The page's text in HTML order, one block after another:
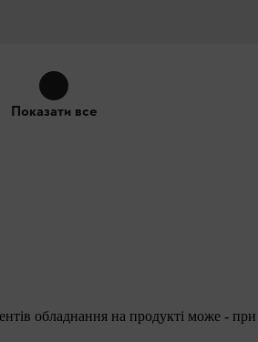
Показати все
обладнання на продукті може - при